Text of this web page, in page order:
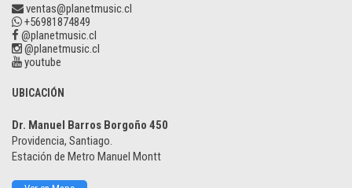
ventas@planetmusic.cl
+56981874849
@planetmusic.cl
@planetmusic.cl
youtube
UBICACIÓN
Dr. Manuel Barros Borgoño 450
Providencia, Santiago.
Estación de Metro Manuel Montt